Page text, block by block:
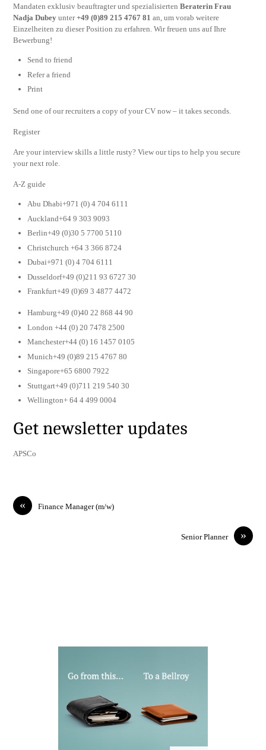
Mandaten exklusiv beauftragter und spezialisiertenBeraterin Frau
Nadja Dubey unter+49 (0)89 215 4767 81 an, um vorab weitere
Einzelheiten zu dieser Position zu erfahren. Wir freuen uns auf Ihre
Bewerbung!
Send to friend
Refer a friend
Print
Send one of our recruiters a copy of your CV now – it takes seconds.
Register
Are your interview skills a little rusty? View our tips to help you secure
your next role.
A-Z guide
Abu Dhabi+971 (0) 4 704 6111
Auckland+64 9 303 9093
Berlin+49 (0)30 5 7700 5110
Christchurch +64 3 366 8724
Dubai+971 (0) 4 704 6111
Dusseldorf+49 (0)211 93 6727 30
Frankfurt+49 (0)69 3 4877 4472
Hamburg+49 (0)40 22 868 44 90
London +44 (0) 20 7478 2500
Manchester+44 (0) 16 1457 0105
Munich+49 (0)89 215 4767 80
Singapore+65 6800 7922
Stuttgart+49 (0)711 219 540 30
Wellington+ 64 4 499 0004
Get newsletter updates
APSCo
« Finance Manager (m/w)
»
Senior Planner